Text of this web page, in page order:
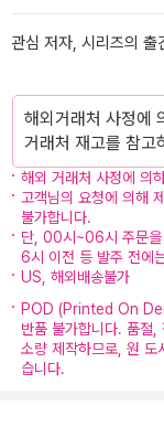
관심 저자, 시리즈의 출
해외거래처 사정에
거래처 재고를 참고
해외 거래처 사정에 의
고객님의 요청에 의해
불가합니다.
단, 00시~06시 주문
6시 이전 등 발주 전에
US, 해외배송불가
POD (Printed On
반품 불가합니다. 품절,
소량 제작하므로, 원 도
습니다.